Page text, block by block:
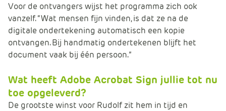
Voor de ontvangers wijst het programma zich ook
vanzelf. “Wat mensen fijn vinden, is dat ze na de
digitale ondertekening automatisch een kopie
ontvangen. Bij handmatig ondertekenen blijft het
document vaak bij één persoon.”
Wat heeft Adobe Acrobat Sign jullie tot nu
toe opgeleverd?
De grootste winst voor Rudolf zit hem in tijd en